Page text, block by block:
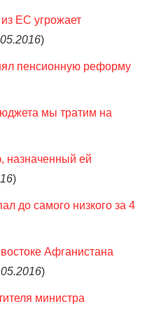
ЕС угрожает
)
пенсионную реформу
мы тратим на
назначенный ей
)
до самого низкого за 4
Афганистана
)
министра